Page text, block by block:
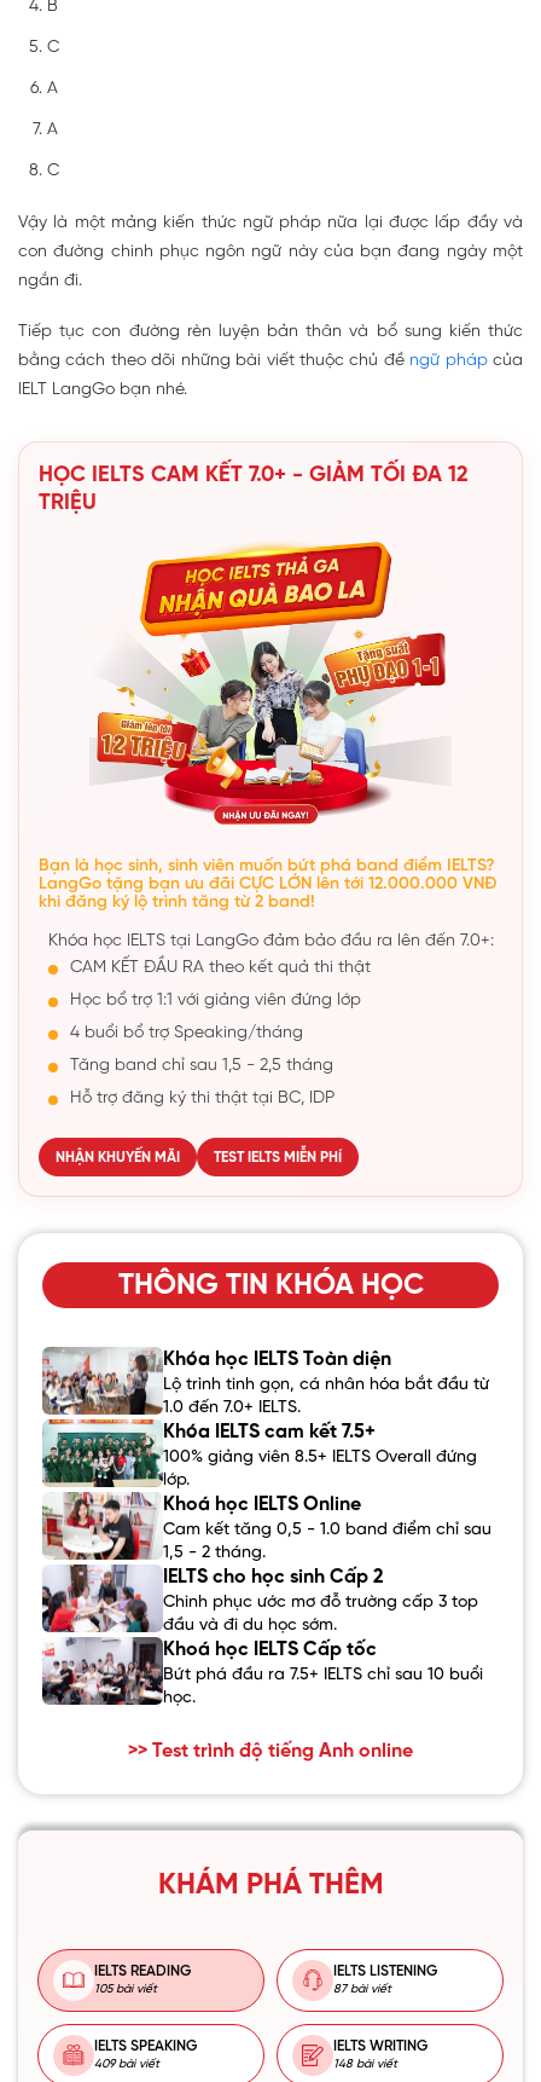
B
C
A
A
C
Vậy là một mảng kiến thức ngữ pháp nữa lại được lấp đầy và
con đường chinh phục ngôn ngữ này của bạn đang ngày một
ngắn đi.
Tiếp tục con đường rèn luyện bản thân và bổ sung kiến thức
bằng cách theo dõi những bài viết thuộc chủ đề ngữ phápcủa
IELT LangGo bạn nhé.
HỌC IELTS CAM KẾT 7.0+ - GIẢM TỐI ĐA 12
TRIỆU
Bạn là học sinh, sinh viên muốn bứt phá band điểm IELTS?
LangGo tặng bạn ưu đãi CỰC LỚN lên tới 12.000.000 VNĐ
khi đăng ký lộ trình tăng từ 2 band!
Khóa học IELTS tại LangGo đảm bảo đầu ra lên đến 7.0+:
CAM KẾT ĐẦU RA theo kết quả thi thật
Học bổ trợ 1:1 với giảng viên đứng lớp
4 buổi bổ trợ Speaking/tháng
Tăng band chỉ sau 1,5 - 2,5 tháng
Hỗ trợ đăng ký thi thật tại BC, IDP
NHẬN KHUYẾN MÃI TEST IELTS MIỄN PHÍ
THÔNG TIN KHÓA HỌC
Khóa học IELTS Toàn diện
Lộ trình tinh gọn, cá nhân hóa bắt đầu từ
1.0 đến 7.0+ IELTS.
Khóa IELTS cam kết 7.5+
100% giảng viên 8.5+ IELTS Overall đứng
lớp.
Khoá học IELTS Online
Cam kết tăng 0,5 - 1.0 band điểm chỉ sau
1,5 - 2 tháng.
IELTS cho học sinh Cấp 2
Chinh phục ước mơ đỗ trường cấp 3 top
đầu và đi du học sớm.
Khoá học IELTS Cấp tốc
Bứt phá đầu ra 7.5+ IELTS chỉ sau 10 buổi
học.
>> Test trình độ tiếng Anh online
KHÁM PHÁ THÊM
IELTS READING
105 bài viết
IELTS LISTENING
87 bài viết
IELTS SPEAKING
409 bài viết
IELTS WRITING
148 bài viết